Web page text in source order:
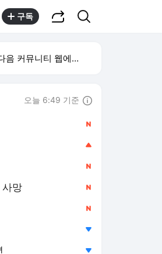
구독
뮤니티 웹에서 보기
오늘 6:49 기준
사망